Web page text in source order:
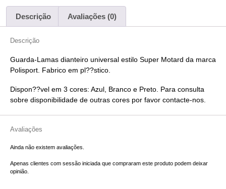
Descrição Avaliações (0)
Descrição
Guarda-Lamas dianteiro universal estilo Super Motard da marca
Polisport. Fabrico em pl??stico.
Dispon??vel em 3 cores: Azul, Branco e Preto. Para consulta
sobre disponibilidade de outras cores por favor contacte-nos.
Avaliações
Ainda não existem avaliações.
Apenas clientes com sessão iniciada que compraram este produto podem deixar
opinião.